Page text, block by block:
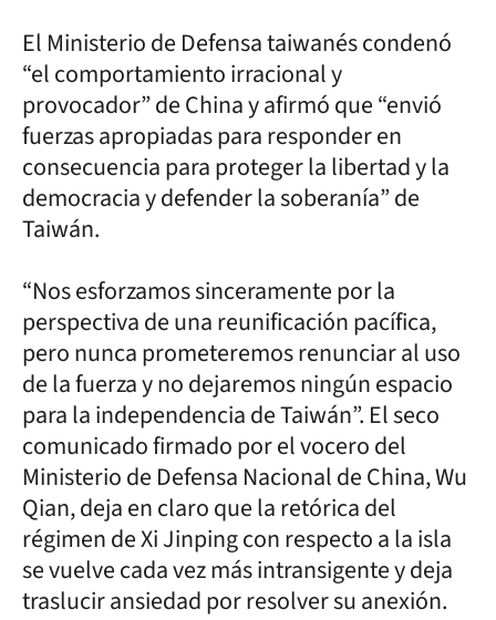
El Ministerio de Defensa taiwanés condenó
“el comportamiento irracional y
provocador” de China y afirmó que “envió
fuerzas apropiadas para responder en
consecuencia para proteger la libertad y la
democracia y defender la soberanía” de
Taiwán.
“Nos esforzamos sinceramente por la
perspectiva de una reunificación pacífica,
pero nunca prometeremos renunciar al uso
de la fuerza y no dejaremos ningún espacio
para la independencia de Taiwán”. El seco
comunicado firmado por el vocero del
Ministerio de Defensa Nacional de China, Wu
Qian, deja en claro que la retórica del
régimen de Xi Jinping con respecto a la isla
se vuelve cada vez más intransigente y deja
traslucir ansiedad por resolver su anexión.